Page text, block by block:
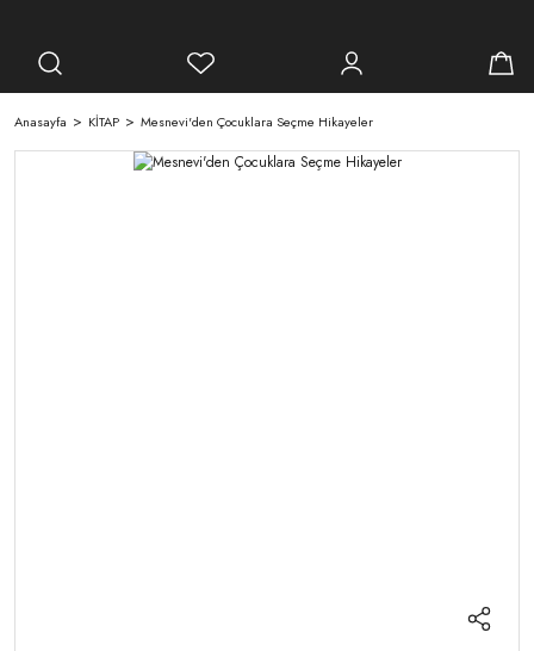
Anasayfa KİTAP Mesnevi'den Çocuklara Seçme Hikayeler